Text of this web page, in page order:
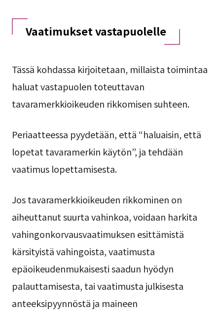
Vaatimukset vastapuolelle
Tässä kohdassa kirjoitetaan, millaista toimintaa
haluat vastapuolen toteuttavan
tavaramerkkioikeuden rikkomisen suhteen.
Periaatteessa pyydetään, että “haluaisin, että
lopetat tavaramerkin käytön”, ja tehdään
vaatimus lopettamisesta.
Jos tavaramerkkioikeuden rikkominen on
aiheuttanut suurta vahinkoa, voidaan harkita
vahingonkorvausvaatimuksen esittämistä
kärsityistä vahingoista, vaatimusta
epäoikeudenmukaisesti saadun hyödyn
palauttamisesta, tai vaatimusta julkisesta
anteeksipyynnöstä ja maineen